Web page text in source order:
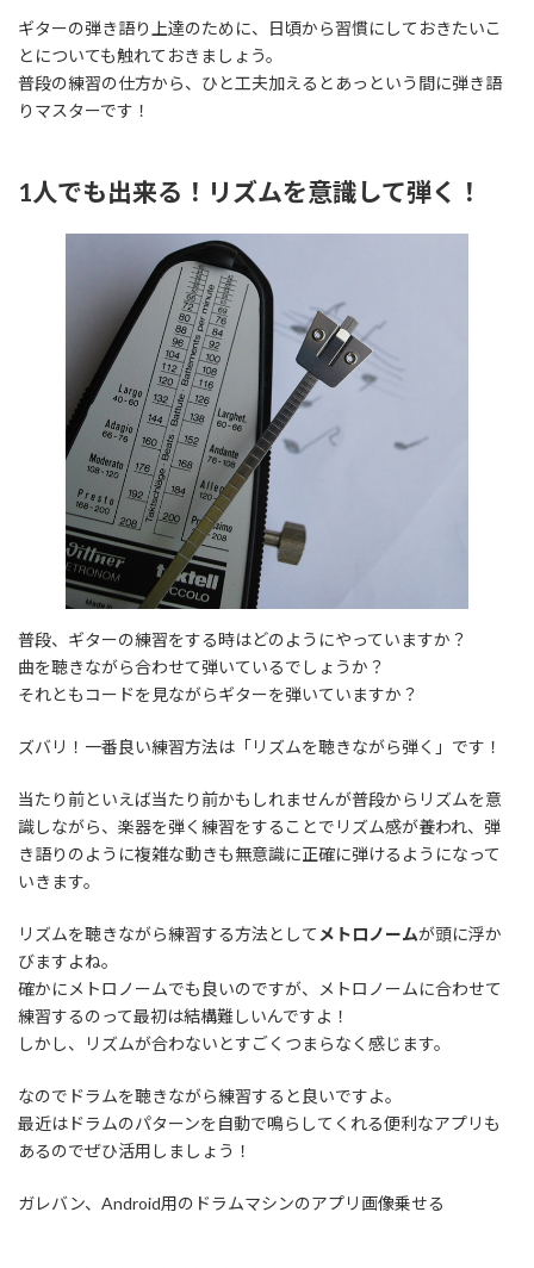
ギターの弾き語り上達のために、日頃から習慣にしておきたいこ
とについても触れておきましょう。
普段の練習の仕方から、ひと工夫加えるとあっという間に弾き語
りマスターです！
1人でも出来る！リズムを意識して弾く！
普段、ギターの練習をする時はどのようにやっていますか？
曲を聴きながら合わせて弾いているでしょうか？
それともコードを見ながらギターを弾いていますか？
ズバリ！一番良い練習方法は「リズムを聴きながら弾く」です！
当たり前といえば当たり前かもしれませんが普段からリズムを意
識しながら、楽器を弾く練習をすることでリズム感が養われ、弾
き語りのように複雑な動きも無意識に正確に弾けるようになって
いきます。
リズムを聴きながら練習する方法としてメトロノームが頭に浮か
びますよね。
確かにメトロノームでも良いのですが、メトロノームに合わせて
練習するのって最初は結構難しいんですよ！
しかし、リズムが合わないとすごくつまらなく感じます。
なのでドラムを聴きながら練習すると良いですよ。
最近はドラムのパターンを自動で鳴らしてくれる便利なアプリも
あるのでぜひ活用しましょう！
ガレバン、Android用のドラムマシンのアプリ画像乗せる